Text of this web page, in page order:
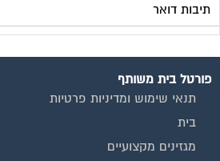
תיבות דואר
פורטל בית משותף
תנאי שימוש ומדיניות פרטיות
בית
מגזינים מקצועיים